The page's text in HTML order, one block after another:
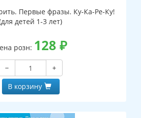
Первые фразы. Ку-Ка-Ре-Ку!
детей 1-3 лет)
розн: 128 ₽
−
+
В корзину